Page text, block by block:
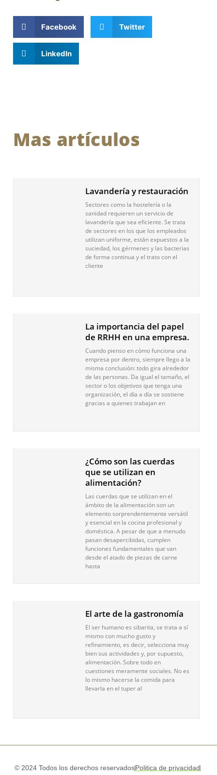
Facebook Twitter
LinkedIn
Mas artículos
Lavandería y restauración
Sectores como la hostelería o la
sanidad requieren un servicio de
lavandería que sea eficiente. Se trata
de sectores en los que los empleados
utilizan uniforme, están expuestos a la
suciedad, los gérmenes y las bacterias
de forma continua y el trato con el
cliente
La importancia del papel
de RRHH en una empresa.
Cuando pienso en cómo funciona una
empresa por dentro, siempre llego a la
misma conclusión: todo gira alrededor
de las personas. Da igual el tamaño, el
sector o los objetivos que tenga una
organización, el día a día se sostiene
gracias a quienes trabajan en
¿Cómo son las cuerdas
que se utilizan en
alimentación?
Las cuerdas que se utilizan en el
ámbito de la alimentación son un
elemento sorprendentemente versátil
y esencial en la cocina profesional y
doméstica. A pesar de que a menudo
pasan desapercibidas, cumplen
funciones fundamentales que van
desde el atado de piezas de carne
hasta
El arte de la gastronomía
El ser humano es sibarita, se trata a sí
mismo con mucho gusto y
refinamiento, es decir, selecciona muy
bien sus actividades y, por supuesto,
alimentación. Sobre todo en
cuestiones meramente sociales. No es
lo mismo hacerse la comida para
llevarla en el tuper al
© 2024 Todos los derechos reservados Politica de privacidad